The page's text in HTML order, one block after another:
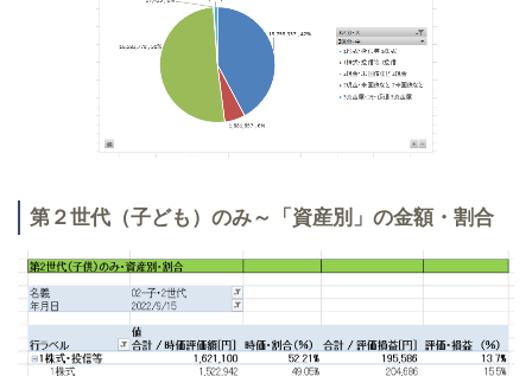
第２世代（子ども）のみ～「資産別」の金額・割合